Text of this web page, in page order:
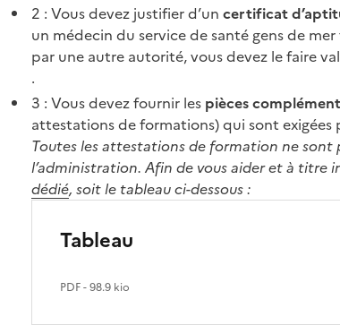
2 : Vous devez justifier d’uncertificat
un médecin du service de santé gens de
par une autre autorité, vous devez le faire
.
3 : Vous devez fournir les pièces
attestations de formations) qui sont
Toutes les attestations de formation ne
l’administration. Afin de vous aider et à titre
dédié, soit le tableau ci-dessous :
Tableau
PDF- 98.9 kio